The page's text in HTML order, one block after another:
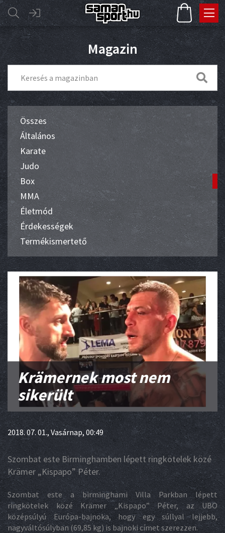
Magazin
Összes
Általános
Karate
Judo
Box
MMA
Életmód
Érdekességek
Termékismertető
Krämernek most nem
sikerült
2018. 07. 01., Vasárnap, 00:49
Szombat este Birminghamben lépett ringkötelek közé
Krämer „Kispapo” Péter.
Szombat este a birminghami Villa Parkban lépett
ringkötelek közé Krämer „Kispapo” Péter, az UBO
középsúlyú Európa-bajnoka, hogy egy súllyal lejjebb,
nagyváltósúlyban (69,85 kg) is bajnoki címet szerezzen.